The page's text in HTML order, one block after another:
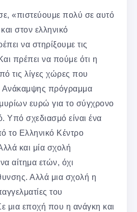
«πιστεύουμε πολύ σε αυτό
στον ελληνικό
να στηρίξουμε τις
πρέπει να πούμε ότι η
τις λίγες χώρες που
Ανάκαμψης πρόγραμμα
ευρώ για το σύγχρονο
Υπό σχεδιασμό είναι ένα
το Ελληνικό Κέντρο
και μία σχολή
αίτημα ετών, όχι
Αλλά μια σχολή η
του
μια εποχή που η ανάγκη και